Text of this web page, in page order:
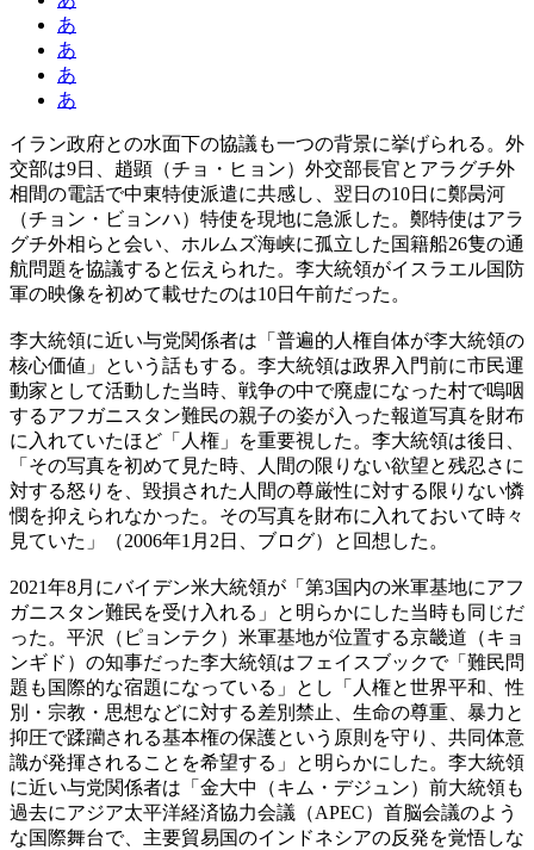
あ
あ
あ
あ
イラン政府との水面下の協議も一つの背景に挙げられる。外
交部は9日、趙顕（チョ・ヒョン）外交部長官とアラグチ外
相間の電話で中東特使派遣に共感し、翌日の10日に鄭昺河
（チョン・ビョンハ）特使を現地に急派した。鄭特使はアラ
グチ外相らと会い、ホルムズ海峡に孤立した国籍船26隻の通
航問題を協議すると伝えられた。李大統領がイスラエル国防
軍の映像を初めて載せたのは10日午前だった。
李大統領に近い与党関係者は「普遍的人権自体が李大統領の
核心価値」という話もする。李大統領は政界入門前に市民運
動家として活動した当時、戦争の中で廃虚になった村で嗚咽
するアフガニスタン難民の親子の姿が入った報道写真を財布
に入れていたほど「人権」を重要視した。李大統領は後日、
「その写真を初めて見た時、人間の限りない欲望と残忍さに
対する怒りを、毀損された人間の尊厳性に対する限りない憐
憫を抑えられなかった。その写真を財布に入れておいて時々
見ていた」（2006年1月2日、ブログ）と回想した。
2021年8月にバイデン米大統領が「第3国内の米軍基地にアフ
ガニスタン難民を受け入れる」と明らかにした当時も同じだ
った。平沢（ピョンテク）米軍基地が位置する京畿道（キョ
ンギド）の知事だった李大統領はフェイスブックで「難民問
題も国際的な宿題になっている」とし「人権と世界平和、性
別・宗教・思想などに対する差別禁止、生命の尊重、暴力と
抑圧で蹂躪される基本権の保護という原則を守り、共同体意
識が発揮されることを希望する」と明らかにした。李大統領
に近い与党関係者は「金大中（キム・デジュン）前大統領も
過去にアジア太平洋経済協力会議（APEC）首脳会議のよう
な国際舞台で、主要貿易国のインドネシアの反発を覚悟しな